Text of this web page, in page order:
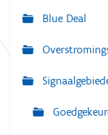
g
t
Blue Deal